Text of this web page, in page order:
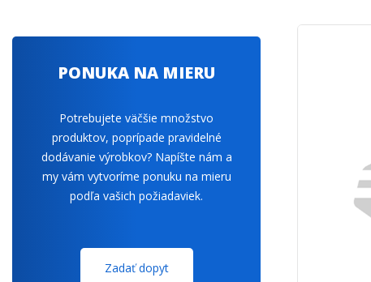
PONUKA NA MIERU
Potrebujete väčšie množstvo
produktov, poprípade pravidelné
dodávanie výrobkov? Napíšte nám a
my vám vytvoríme ponuku na mieru
podľa vašich požiadaviek.
Zadať dopyt